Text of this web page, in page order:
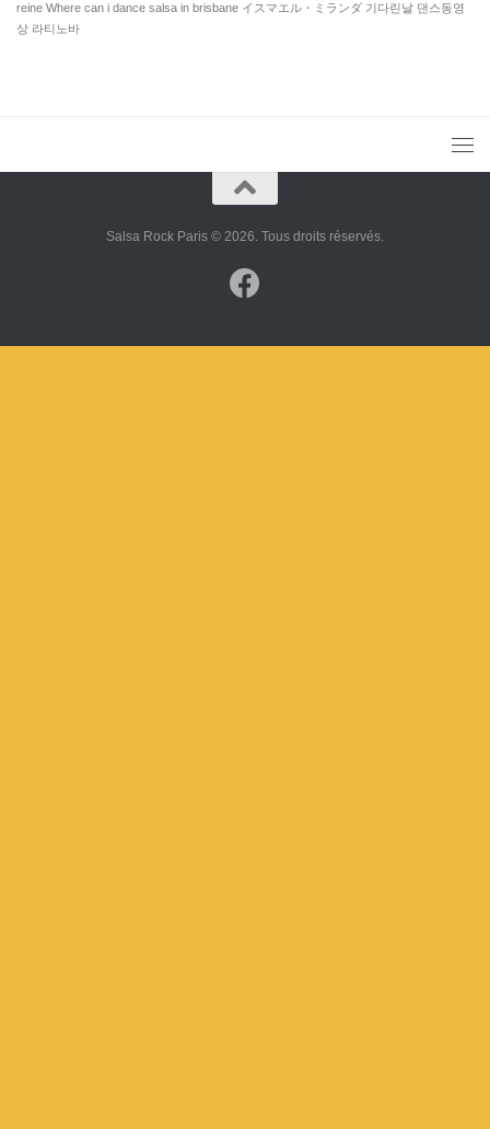
reine Where can i dance salsa in brisbane イスマエル・ミランダ 기다린날 댄스동영
상 라티노바
Salsa Rock Paris © 2026. Tous droits réservés.